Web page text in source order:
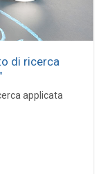
di ricerca
applicata